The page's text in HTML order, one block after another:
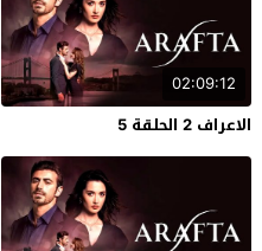
02:09:12
الاعراف 2 الحلقة 5